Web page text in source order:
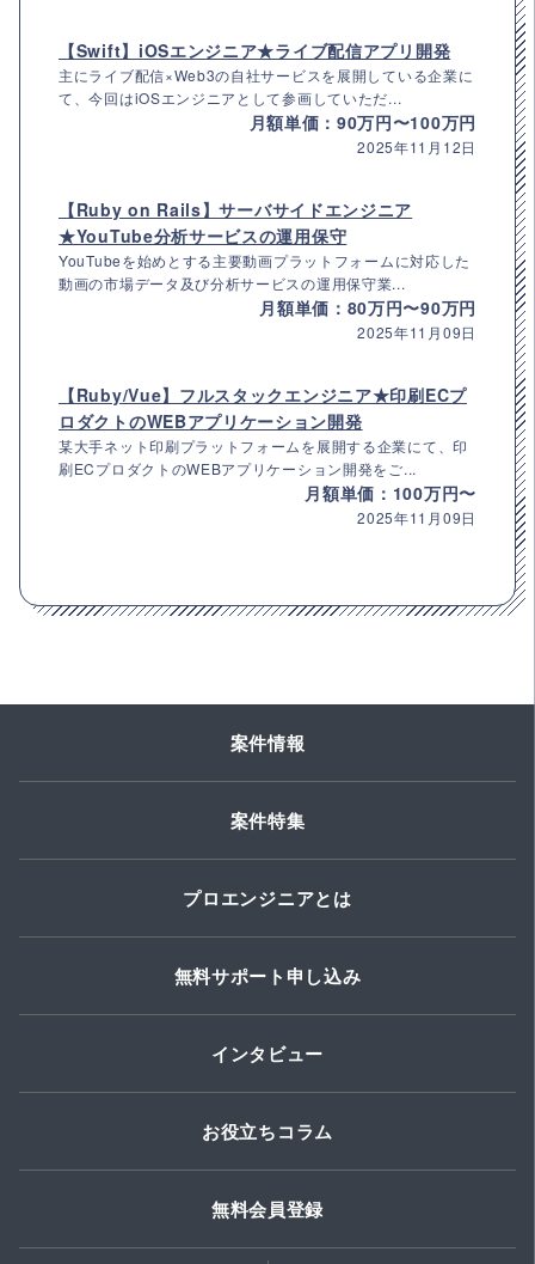
【Swift】iOSエンジニア★ライブ配信アプリ開発
主にライブ配信×Web3の自社サービスを展開している企業に
て、今回はiOSエンジニアとして参画していただ...
月額単価：90万円〜100万円
2025年11月12日
【Ruby on Rails】サーバサイドエンジニア
★YouTube分析サービスの運用保守
YouTubeを始めとする主要動画プラットフォームに対応した
動画の市場データ及び分析サービスの運用保守業...
月額単価：80万円〜90万円
2025年11月09日
【Ruby/Vue】フルスタックエンジニア★印刷ECプ
ロダクトのWEBアプリケーション開発
某大手ネット印刷プラットフォームを展開する企業にて、印
刷ECプロダクトのWEBアプリケーション開発をご...
月額単価：100万円〜
2025年11月09日
案件情報
案件特集
プロエンジニアとは
無料サポート申し込み
インタビュー
お役立ちコラム
無料会員登録